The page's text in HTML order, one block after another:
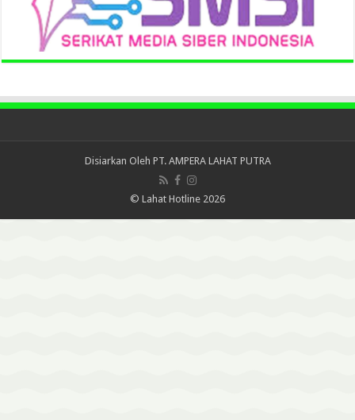
Disiarkan Oleh PT. AMPERA LAHAT PUTRA
© Lahat Hotline 2026